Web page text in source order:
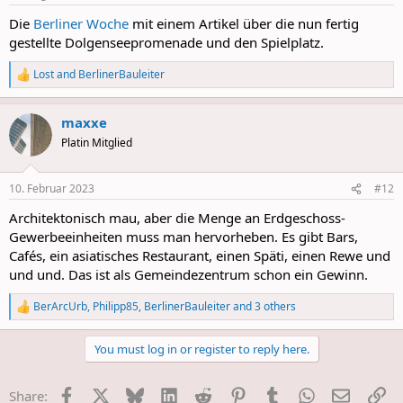
Die Berliner Woche mit einem Artikel über die nun fertig
gestellte Dolgenseepromenade und den Spielplatz.
R
e
a
c
t
i
s
Lostand BerlinerBauleiter
maxxe
Platin Mitglied
10. Februar 2023 #12
Architektonisch mau, aber die Menge an Erdgeschoss-
Gewerbeeinheiten muss man hervorheben. Es gibt Bars,
Cafés, ein asiatisches Restaurant, einen Späti, einen Rewe und
und und. Das ist als Gemeindezentrum schon ein Gewinn.
R
e
o
BerArcUrb, Philipp85, BerlinerBauleiterand 3 others
You must log in or register to reply here.
Share: Facebook Bluesky LinkedInReddit PinterestTumblrWhatsApp
E-Mail